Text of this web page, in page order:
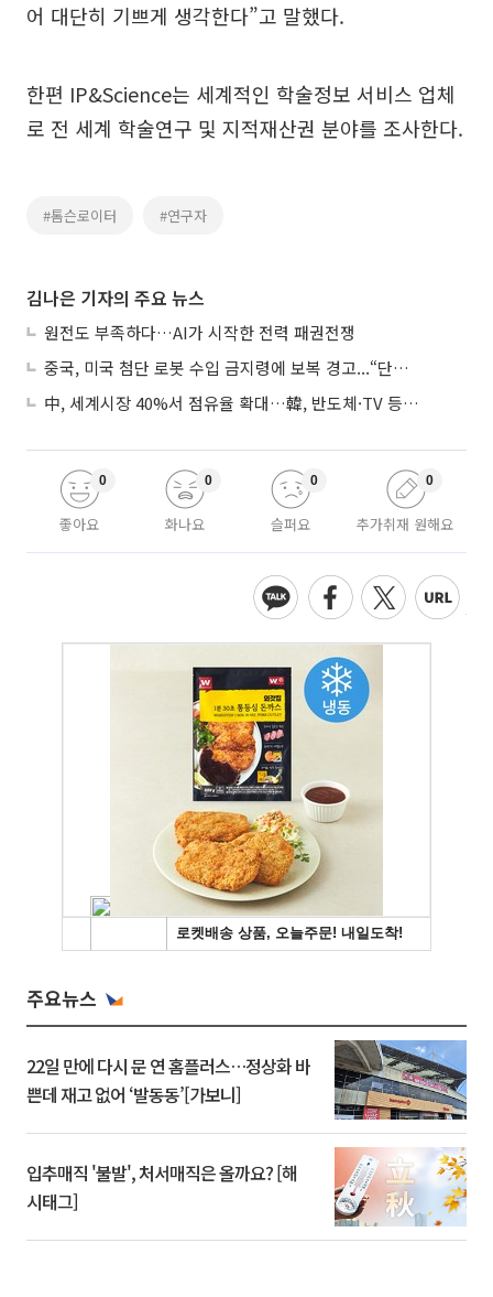
어 대단히 기쁘게 생각한다”고 말했다.
한편 IP&Science는 세계적인 학술정보 서비스 업체
로 전 세계 학술연구 및 지적재산권 분야를 조사한다.
#톰슨로이터 #연구자
김나은 기자의 주요 뉴스
원전도 부족하다…AI가 시작한 전력 패권전쟁
중국, 미국 첨단 로봇 수입 금지령에 보복 경고...“단호히 대응”
中, 세계시장 40%서 점유율 확대…韓, 반도체·TV 등 4개 품목 1위
좋아요
0
화나요
0
슬퍼요
0
추가취재 원해요
0
주요뉴스
22일 만에 다시 문 연 홈플러스…정상화 바
쁜데 재고 없어 ‘발동동’[가보니]
입추매직 '불발', 처서매직은 올까요? [해
시태그]